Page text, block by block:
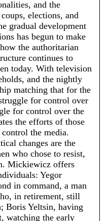
and the
elections, and
gradual development
has begun to make
the authoritarian
continues to
today. With television
and the nightly
matching that for the
for control over
for control over the
the efforts of those
the media.
changes are the
who chose to resist,
Mickiewicz offers
Yegor
in command, a man
in retirement, still
Boris Yeltsin, having
watching the early